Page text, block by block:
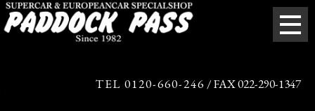
TEL 0120-660-246 / FAX 022-290-1347